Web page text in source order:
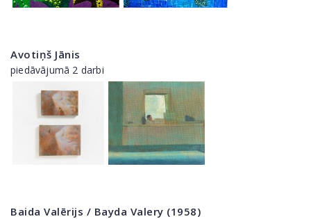
Avotiņš Jānis
piedāvājumā 2 darbi
Baida Valērijs / Bayda Valery (1958)